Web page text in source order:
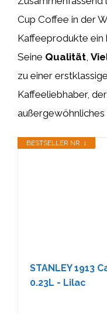
Cup Coffee in der
Kaffeeprodukte
Seine Qualität
zu einer
Kaffeeliebhaber,
BESTSELLER NR. 1
STANLEY 1913
0.23L - Lilac